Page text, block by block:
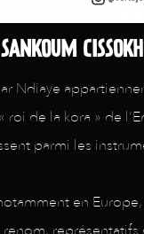
SANKOUM
Ndiaye
de la kora » de
parmi les
en